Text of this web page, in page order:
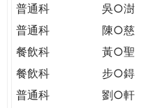
普通科
吳○澍
普通科
陳○慈
餐飲科
黃○聖
餐飲科
步○鍀
普通科
劉○軒